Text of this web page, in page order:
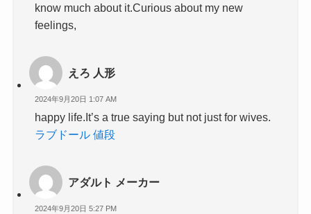
know much about it.Curious about my new
feelings,
えろ 人形
2024年9月20日 1:07 AM
happy life.It’s a true saying but not just for wives.
ラブドール 値段
アダルト メーカー
2024年9月20日 5:27 PM